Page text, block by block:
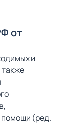
от
и
также
помощи (ред.